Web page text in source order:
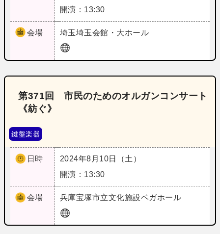
開演：13:30
会場 埼玉埼玉会館・大ホール
第371回 市民のためのオルガンコンサート
《紡ぐ》
鍵盤楽器
日時
2024年8月10日（土）
開演：13:30
会場 兵庫宝塚市立文化施設ベガホール